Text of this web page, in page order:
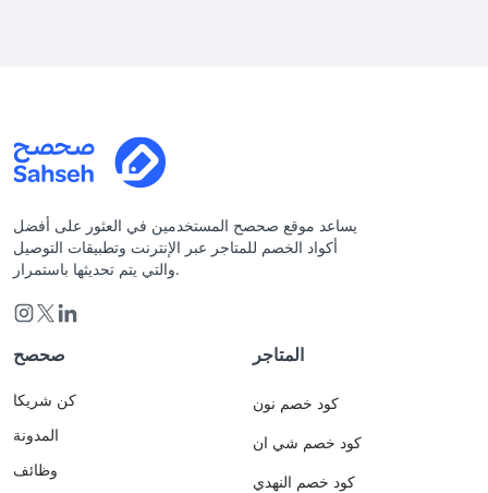
يساعد موقع صحصح المستخدمين في العثور على أفضل
أكواد الخصم للمتاجر عبر الإنترنت وتطبيقات التوصيل
والتي يتم تحديثها باستمرار.
صحصح
كن شريكا
المدونة
وظائف
المتاجر
كود خصم نون
كود خصم شي ان
كود خصم النهدي